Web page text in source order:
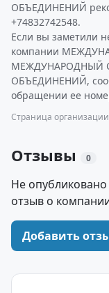
ОБЪЕДИНЕНИЙ
+74832742548.
Если вы заметили
компании
МЕЖДУНАРОДНЫЙ
ОБЪЕДИНЕНИЙ,
обращении ее
Страница
Отзывы 0
Не
отзыв о
Добавить